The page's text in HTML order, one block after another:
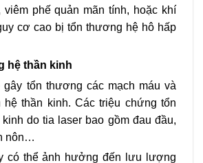
viêm phế quản mãn tính, hoặc khí
cơ cao bị tổn thương hệ hô hấp
hệ thần kinh
gây tổn thương các mạch máu và
hệ thần kinh. Các triệu chứng tổn
do tia laser bao gồm đau đầu,
nôn…
có thể ảnh hưởng đến lưu lượng